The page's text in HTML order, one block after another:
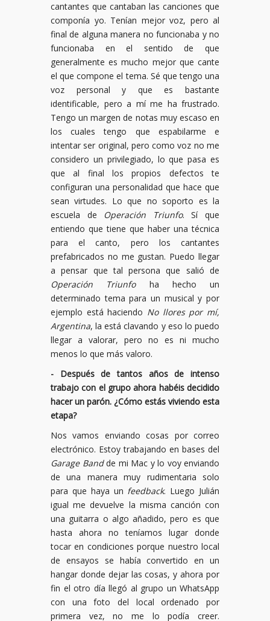
cantantes que cantaban las canciones que
componía yo. Tenían mejor voz, pero al
final de alguna manera no funcionaba y no
funcionaba en el sentido de que
generalmente es mucho mejor que cante
el que compone el tema. Sé que tengo una
voz personal y que es bastante
identificable, pero a mí me ha frustrado.
Tengo un margen de notas muy escaso en
los cuales tengo que espabilarme e
intentar ser original, pero como voz no me
considero un privilegiado, lo que pasa es
que al final los propios defectos te
configuran una personalidad que hace que
sean virtudes. Lo que no soporto es la
escuela de Operación Triunfo. Sí que
entiendo que tiene que haber una técnica
para el canto, pero los cantantes
prefabricados no me gustan. Puedo llegar
a pensar que tal persona que salió de
Operación Triunfoha hecho un
determinado tema para un musical y por
ejemplo está haciendo No llores por mí,
Argentina, la está clavando y eso lo puedo
llegar a valorar, pero no es ni mucho
menos lo que más valoro.
- Después de tantos años de intenso
trabajo con el grupo ahora habéis decidido
hacer un parón. ¿Cómo estás viviendo esta
etapa?
Nos vamos enviando cosas por correo
electrónico. Estoy trabajando en bases del
Garage Bandde mi Mac y lo voy enviando
de una manera muy rudimentaria solo
para que haya un feedback. Luego Julián
igual me devuelve la misma canción con
una guitarra o algo añadido, pero es que
hasta ahora no teníamos lugar donde
tocar en condiciones porque nuestro local
de ensayos se había convertido en un
hangar donde dejar las cosas, y ahora por
fin el otro día llegó al grupo un WhatsApp
con una foto del local ordenado por
primera vez, no me lo podía creer.